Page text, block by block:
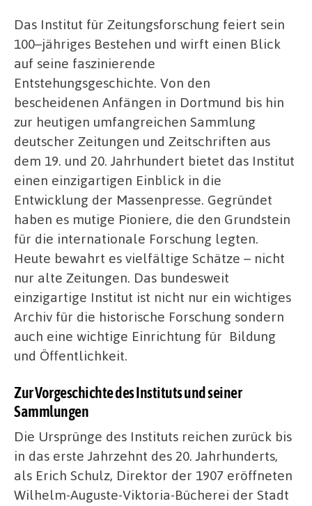
Das Institut für Zeitungsforschung feiert sein
100–jähriges Bestehen und wirft einen Blick
auf seine faszinierende
Entstehungsgeschichte. Von den
bescheidenen Anfängen in Dortmund bis hin
zur heutigen umfangreichen Sammlung
deutscher Zeitungen und Zeitschriften aus
dem 19. und 20. Jahrhundert bietet das Institut
einen einzigartigen Einblick in die
Entwicklung der Massenpresse. Gegründet
haben es mutige Pioniere, die den Grundstein
für die internationale Forschung legten.
Heute bewahrt es vielfältige Schätze – nicht
nur alte Zeitungen. Das bundesweit
einzigartige Institut ist nicht nur ein wichtiges
Archiv für die historische Forschung sondern
auch eine wichtige Einrichtung für Bildung
und Öffentlichkeit.
Zur Vorgeschichte des Instituts und seiner
Sammlungen
Die Ursprünge des Instituts reichen zurück bis
in das erste Jahrzehnt des 20. Jahrhunderts,
als Erich Schulz, Direktor der 1907 eröffneten
Wilhelm-Auguste-Viktoria-Bücherei der Stadt